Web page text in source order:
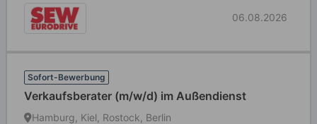
06.08.2026
Sofort-Bewerbung
Verkaufsberater (m/w/d) im Außendienst
Hamburg, Kiel, Rostock, Berlin